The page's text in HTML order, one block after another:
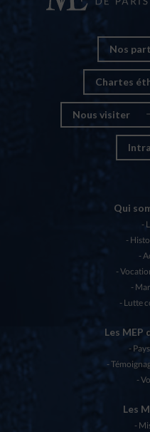
Nos
Chartes
Nous visiter
Qui
Lutte
Les MEP
Les